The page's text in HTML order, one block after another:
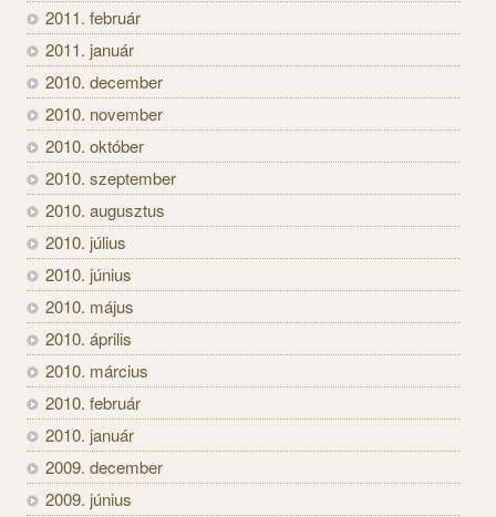
2011. február
2011. január
2010. december
2010. november
2010. október
2010. szeptember
2010. augusztus
2010. július
2010. június
2010. május
2010. április
2010. március
2010. február
2010. január
2009. december
2009. június